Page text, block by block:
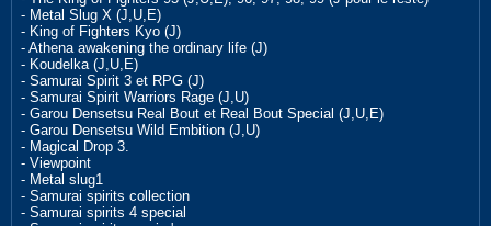
- Metal Slug X (J,U,E)
- King of Fighters Kyo (J)
- Athena awakening the ordinary life (J)
- Koudelka (J,U,E)
- Samurai Spirit 3 et RPG (J)
- Samurai Spirit Warriors Rage (J,U)
- Garou Densetsu Real Bout et Real Bout Special (J,U,E)
- Garou Densetsu Wild Embition (J,U)
- Magical Drop 3.
- Viewpoint
- Metal slug1
- Samurai spirits collection
- Samurai spirits 4 special